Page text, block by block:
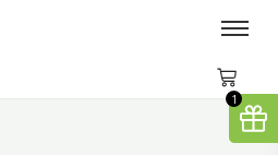
1